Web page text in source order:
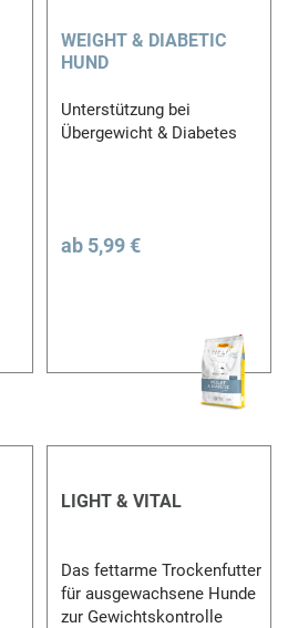
WEIGHT & DIABETIC
HUND
Unterstützung bei
Übergewicht & Diabetes
ab 5,99 €
LIGHT & VITAL
Das fettarme Trockenfutter
für ausgewachsene Hunde
zur Gewichtskontrolle